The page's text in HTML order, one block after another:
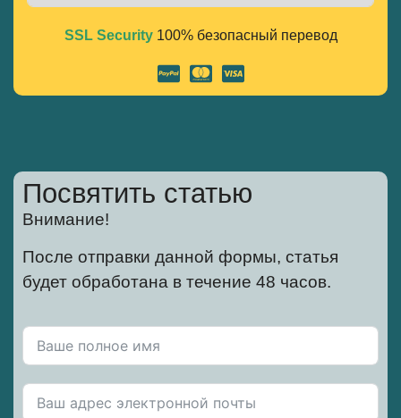
Alternative:
SSL Security100% безопасный перевод
Посвятить статью
Внимание!
После отправки данной формы, статья
будет обработана в течение 48 часов.